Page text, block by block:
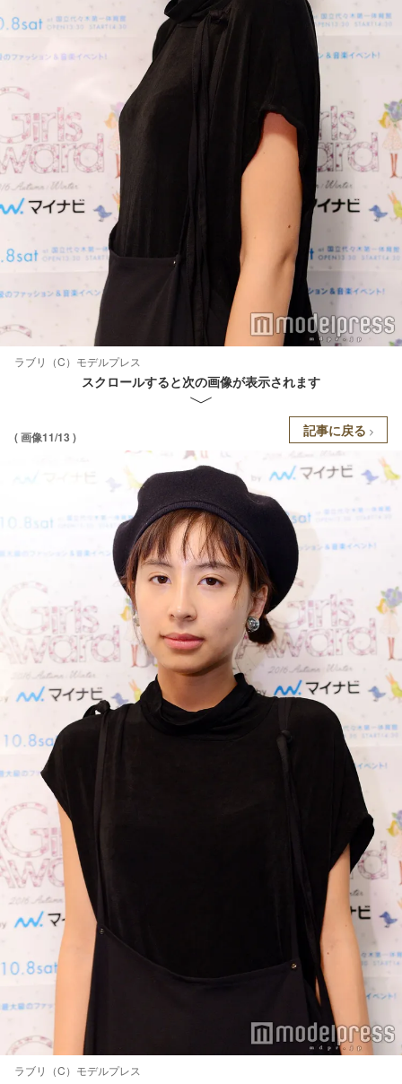
ラブリ（C）モデルプレス
スクロールすると次の画像が表示されます
( 画像11/13 ) 記事に戻る
ラブリ（C）モデルプレス